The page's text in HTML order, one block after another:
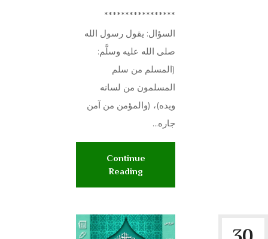
*****************
السؤال: يقول رسول الله
صلى الله عليه وسلَّم:
(المسلم من سلم
المسلمون من لسانه
ويده)، (والمؤمن من آمن
جاره...
Continue
Reading